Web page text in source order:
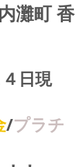
灘町 香
日現
/プラチ